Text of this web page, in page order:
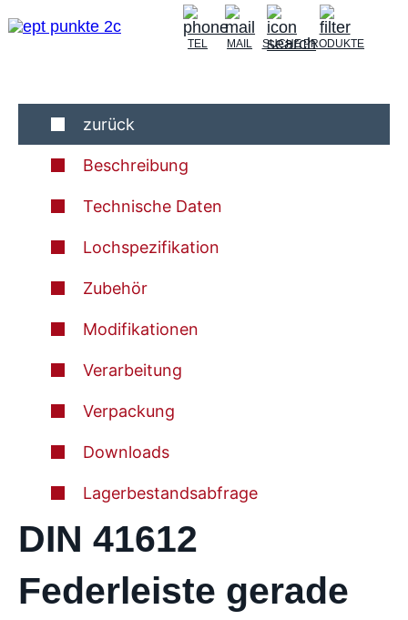
TEL MAIL SUCHEPRODUKTE
zurück
Beschreibung
Technische Daten
Lochspezifikation
Zubehör
Modifikationen
Verarbeitung
Verpackung
Downloads
Lagerbestandsabfrage
DIN 41612
Federleiste gerade